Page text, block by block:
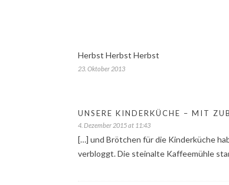
Herbst Herbst Herbst
23. Oktober 2013
UNSERE KINDERKÜCHE – MIT
4. Dezember 2015 at 11:43
[…] und Brötchen für die Kinderküche
verbloggt. Die steinalte Kaffeemühle